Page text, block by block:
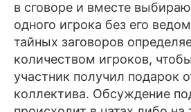
в сговоре и вместе
одного игрока без его
тайных заговоров
количеством игроков,
участник получил подарок
коллектива. Обсуждение